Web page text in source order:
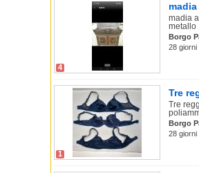
4
madia
metallo
Borgo
28
1
Tre
Tre
Borgo
28